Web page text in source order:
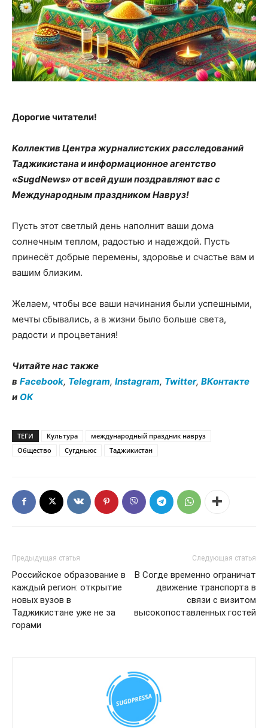
Дорогие читатели!
Коллектив Центра журналистских расследований
Таджикистана и информационное агентство
«SugdNews» от всей души поздравляют вас с
Международным праздником Навруз!
Пусть этот светлый день наполнит ваши дома
солнечным теплом, радостью и надеждой. Пусть
принесёт добрые перемены, здоровье и счастье вам и
вашим близким.
Желаем, чтобы все ваши начинания были успешными,
мечты сбывались, а в жизни было больше света,
радости и процветания!
Читайте нас также
в Facebook, Telegram, Instagram, Twitter, ВКонтакте
и OK
ТЕГИ Культура
международный праздник навруз
Общество
Сугдньюс Таджикистан
Предыдущая статья
Российское образование в
каждый регион: открытие
новых вузов в
Таджикистане уже не за
горами
Следующая статья
В Согде временно ограничат
движение транспорта в
связи с визитом
высокопоставленных гостей